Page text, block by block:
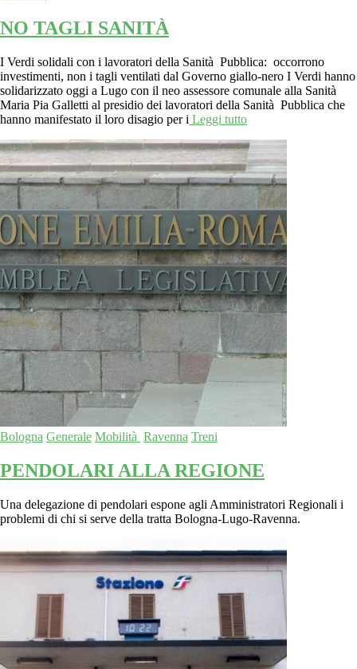
NO TAGLI SANITÀ
I Verdi solidali con i lavoratori della Sanità Pubblica: occorrono
investimenti, non i tagli ventilati dal Governo giallo-nero I Verdi hanno
solidarizzato oggi a Lugo con il neo assessore comunale alla Sanità
Maria Pia Galletti al presidio dei lavoratori della Sanità Pubblica che
hanno manifestato il loro disagio per i Leggi tutto
Bologna Generale Mobilità Ravenna Treni
PENDOLARI ALLA REGIONE
Una delegazione di pendolari espone agli Amministratori Regionali i
problemi di chi si serve della tratta Bologna-Lugo-Ravenna.